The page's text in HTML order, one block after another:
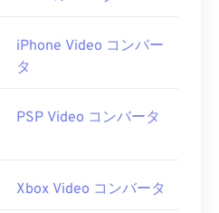
iPhone Video コンバー
タ
PSP Video コンバータ
Xbox Video コンバータ